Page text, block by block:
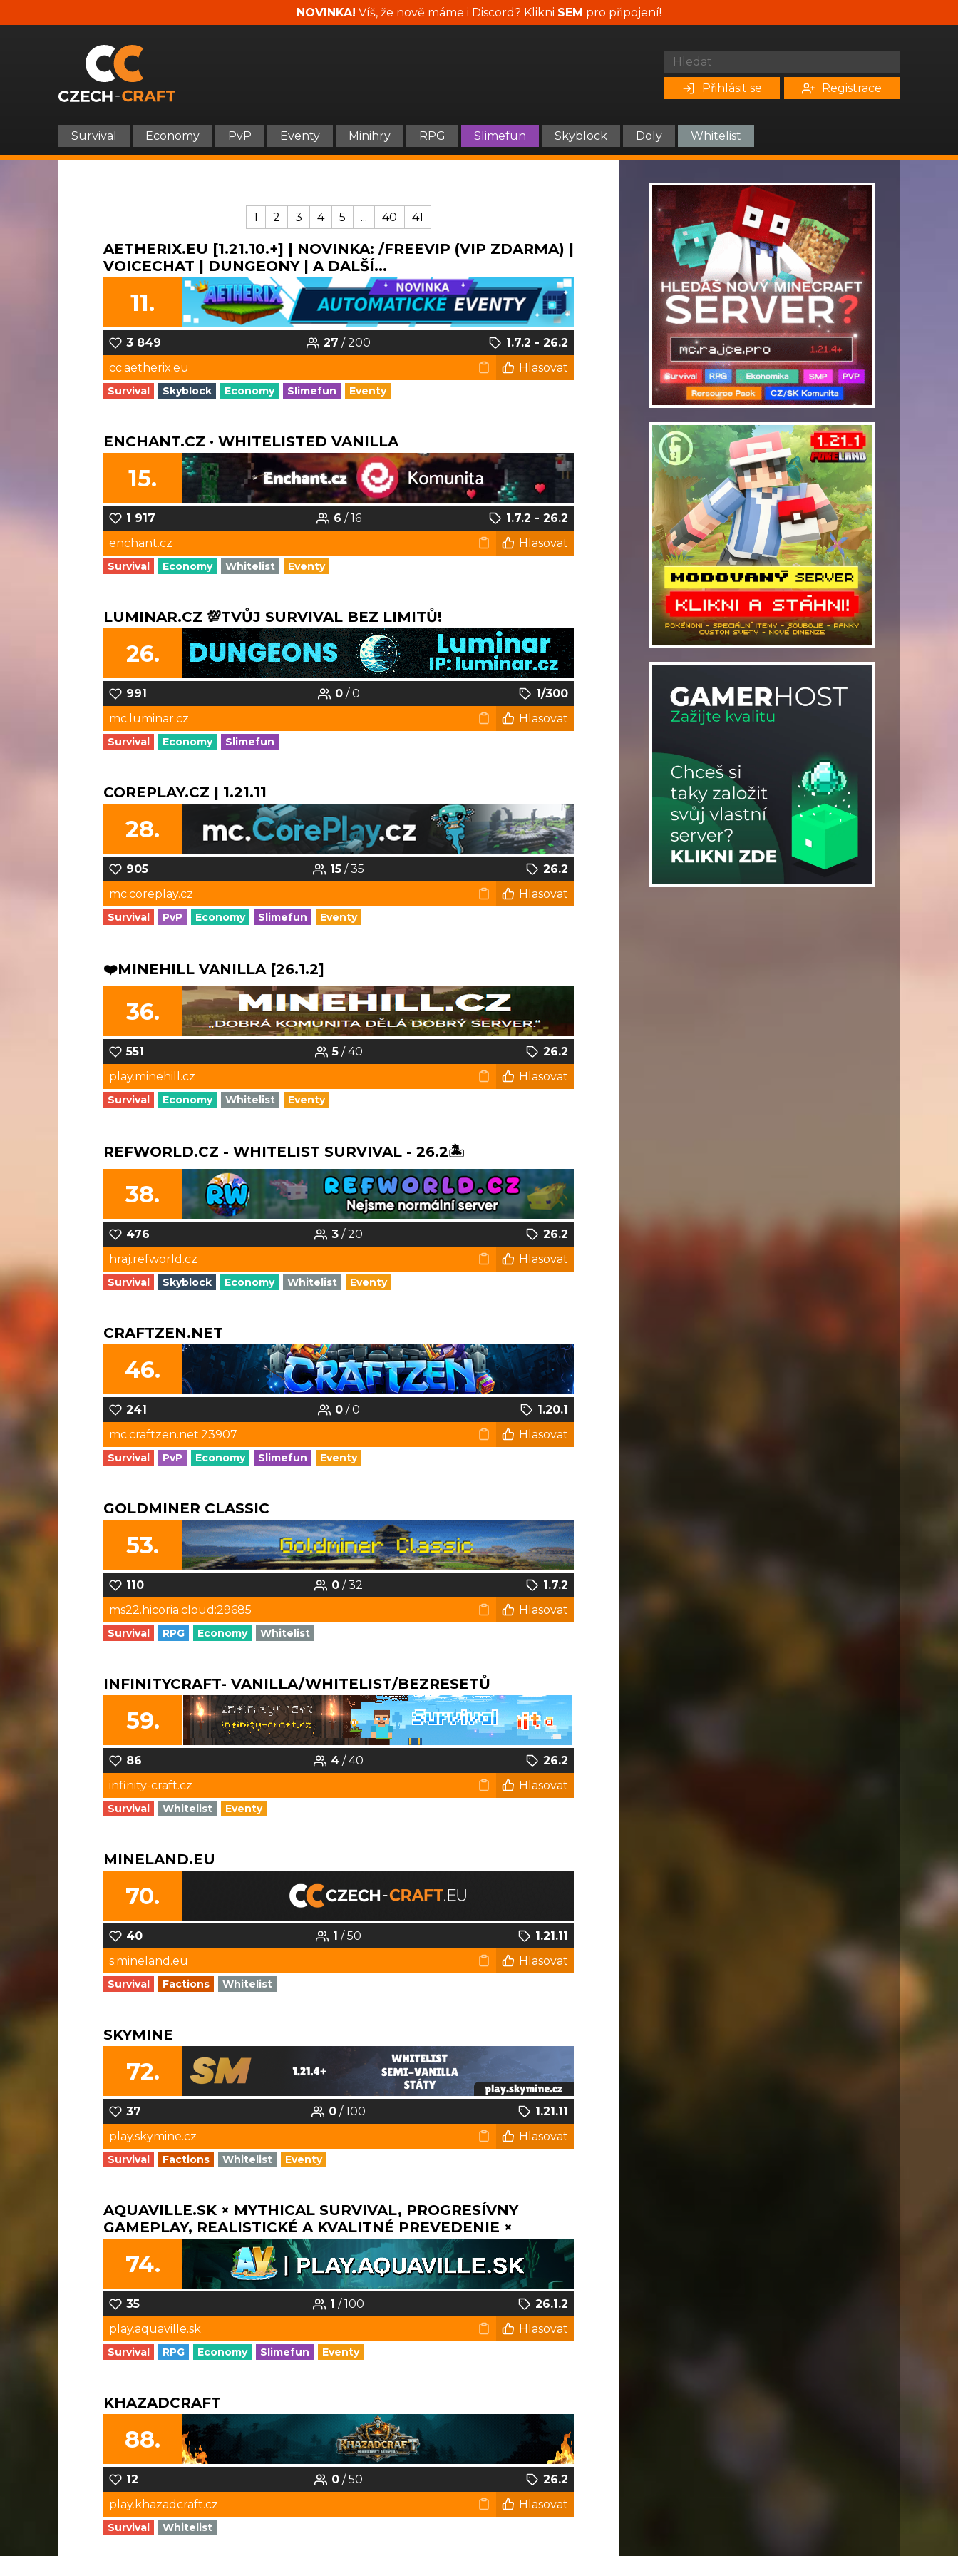
NOVINKA! Víš, že nově máme i Discord? Klikni SEM pro připojení!
Přihlásit se Registrace
Survival Economy PvP Eventy Minihry RPG Slimefun Skyblock Doly Whitelist
1 2 3 4 5 ... 40 41
AETHERIX.EU [1.21.10.+] | NOVINKA: /FREEVIP (VIP ZDARMA) |
VOICECHAT | DUNGEONY | A DALŠÍ...
11.
3 849 27 / 200
1.7.2 - 26.2
cc.aetherix.eu
Hlasovat
Survival Skyblock Economy Slimefun Eventy
ENCHANT.CZ · WHITELISTED VANILLA
15.
1 917 6 / 16
1.7.2 - 26.2
enchant.cz
Hlasovat
Survival Economy Whitelist Eventy
LUMINAR.CZ 💯TVŮJ SURVIVAL BEZ LIMITŮ!
26.
991 0/ 0
1/300
mc.luminar.cz
Hlasovat
Survival Economy Slimefun
COREPLAY.CZ | 1.21.11
28.
905 15 / 35
26.2
mc.coreplay.cz
Hlasovat
Survival PvP Economy Slimefun Eventy
❤️MINEHILL VANILLA [26.1.2]
36.
551 5/ 40
26.2
play.minehill.cz
Hlasovat
Survival Economy Whitelist Eventy
REFWORLD.CZ - WHITELIST SURVIVAL - 26.2🏝️
38.
476 3 / 20
26.2
hraj.refworld.cz
Hlasovat
Survival Skyblock Economy Whitelist Eventy
CRAFTZEN.NET
46.
241 0/ 0
1.20.1
mc.craftzen.net:23907
Hlasovat
Survival PvP Economy Slimefun Eventy
GOLDMINER CLASSIC
53.
110 0 / 32
1.7.2
ms22.hicoria.cloud:29685
Hlasovat
Survival RPG Economy Whitelist
INFINITYCRAFT- VANILLA/WHITELIST/BEZRESETŮ
59.
86 4 / 40
26.2
infinity-craft.cz
Hlasovat
Survival Whitelist Eventy
MINELAND.EU
70.
40 1 / 50
1.21.11
s.mineland.eu
Hlasovat
Survival Factions Whitelist
SKYMINE
72.
37 0 / 100
1.21.11
play.skymine.cz
Hlasovat
Survival Factions Whitelist Eventy
AQUAVILLE.SK × MYTHICAL SURVIVAL, PROGRESÍVNY
GAMEPLAY, REALISTICKÉ A KVALITNÉ PREVEDENIE ×
74.
35 1 / 100
26.1.2
play.aquaville.sk
Hlasovat
Survival RPG Economy Slimefun Eventy
KHAZADCRAFT
88.
12 0 / 50
26.2
play.khazadcraft.cz
Hlasovat
Survival Whitelist